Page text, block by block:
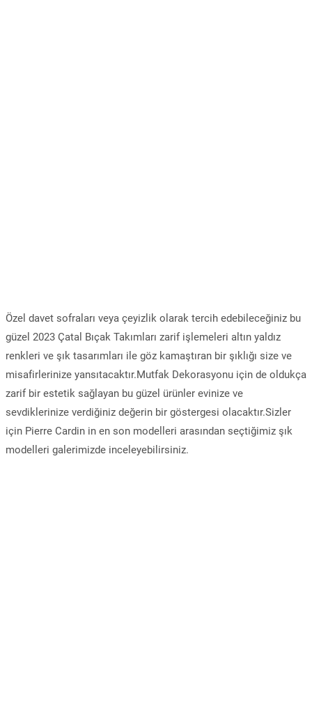
Özel davet sofraları veya çeyizlik olarak tercih edebileceğiniz bu
güzel 2023 Çatal Bıçak Takımları zarif işlemeleri altın yaldız
renkleri ve şık tasarımları ile göz kamaştıran bir şıklığı size ve
misafirlerinize yansıtacaktır.Mutfak Dekorasyonu için de oldukça
zarif bir estetik sağlayan bu güzel ürünler evinize ve
sevdiklerinize verdiğiniz değerin bir göstergesi olacaktır.Sizler
için Pierre Cardin in en son modelleri arasından seçtiğimiz şık
modelleri galerimizde inceleyebilirsiniz.